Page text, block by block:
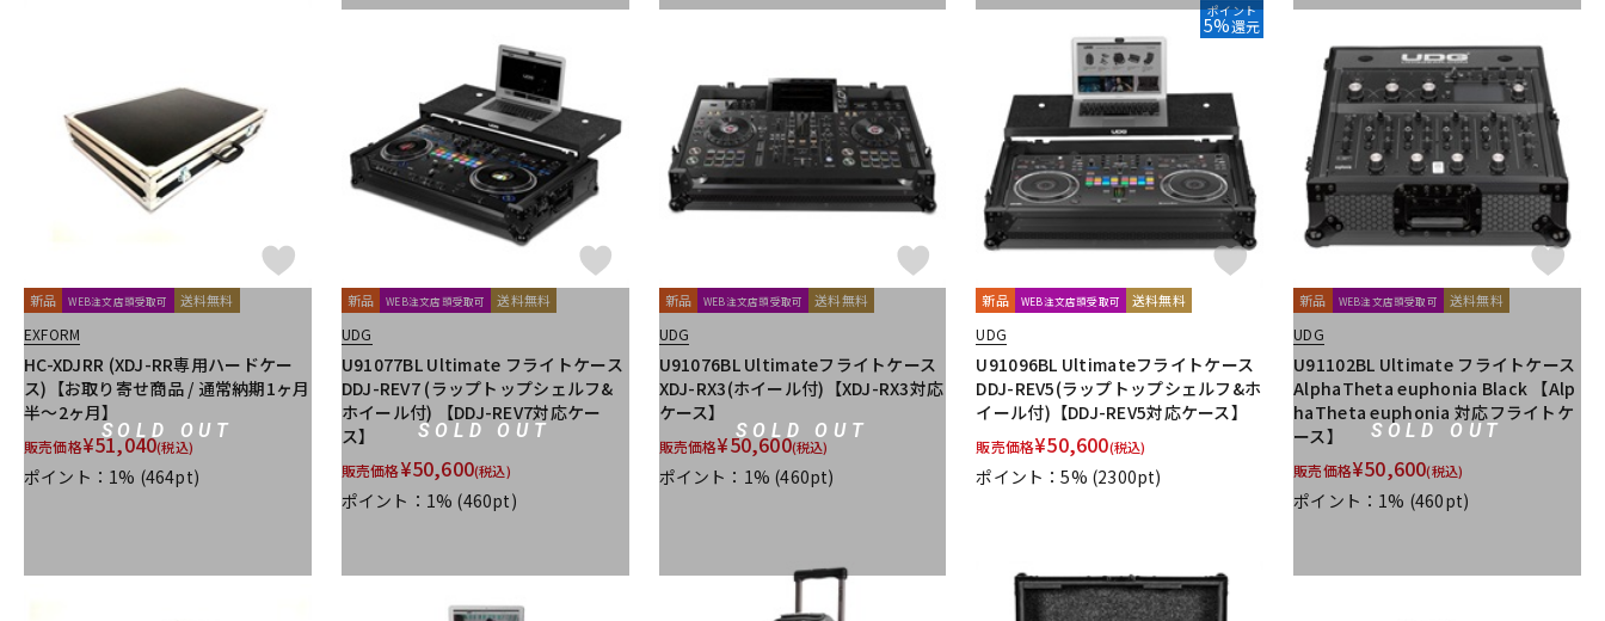
SOLD OUT
新品 WEB注文店頭受取可 送料無料
EXFORM
HC-XDJRR (XDJ-RR専用ハードケー
ス)【お取り寄せ商品 / 通常納期1ヶ月
半～2ヶ月】
販売価格¥51,040(税込)
ポイント：1% (464pt)
SOLD OUT
新品 WEB注文店頭受取可 送料無料
UDG
U91077BL Ultimate フライトケース
DDJ-REV7 (ラップトップシェルフ&
ホイール付) 【DDJ-REV7対応ケー
ス】
販売価格¥50,600(税込)
ポイント：1% (460pt)
SOLD OUT
新品 WEB注文店頭受取可 送料無料
UDG
U91076BL Ultimateフライトケース
XDJ-RX3(ホイール付)【XDJ-RX3対応
ケース】
販売価格¥50,600(税込)
ポイント：1% (460pt)
ポイント
5%還元
新品 WEB注文店頭受取可 送料無料
UDG
U91096BL Ultimateフライトケース
DDJ-REV5(ラップトップシェルフ&ホ
イール付)【DDJ-REV5対応ケース】
販売価格¥50,600(税込)
ポイント：5% (2300pt)
SOLD OUT
新品 WEB注文店頭受取可 送料無料
UDG
U91102BL Ultimate フライトケース
AlphaTheta euphonia Black 【Alp
haTheta euphonia 対応フライトケ
ース】
販売価格¥50,600(税込)
ポイント：1% (460pt)